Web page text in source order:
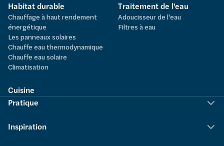
Habitat durable
Chauffage à haut rendement
énergétique
Les panneaux solaires
Chauffe eau thermodynamique
Chauffe eau solaire
Climatisation
Traitement de l'eau
Adoucisseur de l'eau
Filtres à eau
Cuisine
Pratique
Inspiration